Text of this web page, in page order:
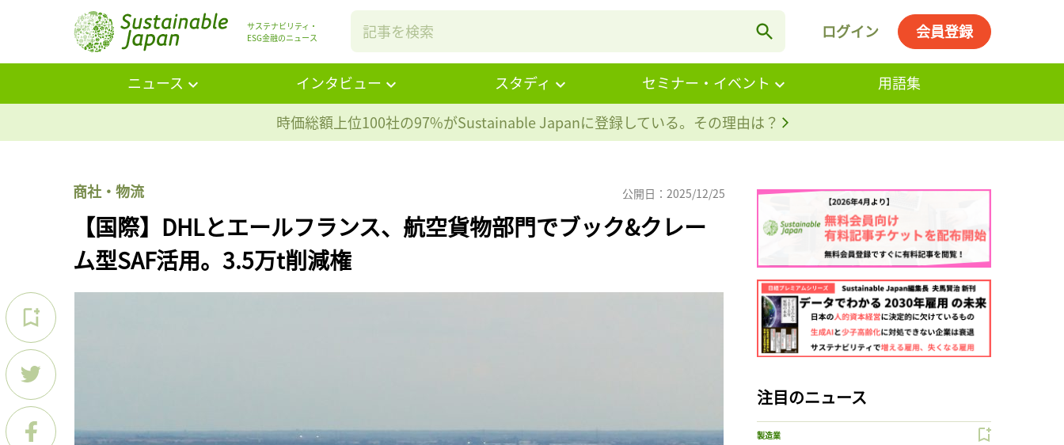
サステナビリティ・
ESG金融のニュース
ログイン 会員登録
ニュース インタビュー スタディ セミナー・イベント
用語集
時価総額上位100社の97%がSustainable Japanに登録している。その理由は？
商社・物流 公開日：2025/12/25
【国際】DHLとエールフランス、航空貨物部門でブック&クレー
ム型SAF活用。3.5万t削減権
注目のニュース
製造業